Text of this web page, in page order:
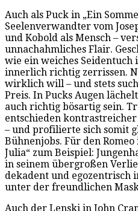
Auch als Puck in „Ein
Seelenverwandter vom
und Kobold als Mensch –
unnachahmliches Flair.
wie ein weiches Seidentuch
innerlich richtig zerrissen.
wirklich will – und stets
Preis. In Pucks Augen
auch richtig bösartig sein.
entschieden
– und profilierte sich somit
Bühnenjobs. Für den
Julia“ zum Beispiel:
in seinem übergroßen
dekadent und egozentrisch
unter der freundlichen
Auch der Lenski in John